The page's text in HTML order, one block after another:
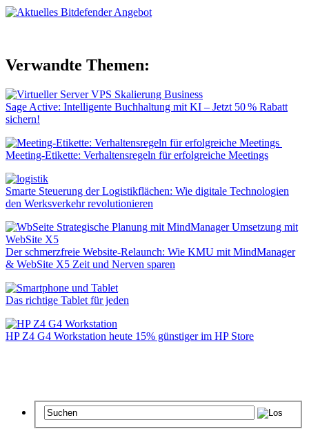
Verwandte Themen:
Sage Active: Intelligente Buchhaltung mit KI – Jetzt 50 % Rabatt
sichern!
Meeting-Etikette: Verhaltensregeln für erfolgreiche Meetings
Smarte Steuerung der Logistikflächen: Wie digitale Technologien
den Werksverkehr revolutionieren
Der schmerzfreie Website-Relaunch: Wie KMU mit MindManager
& WebSite X5 Zeit und Nerven sparen
Das richtige Tablet für jeden
HP Z4 G4 Workstation heute 15% günstiger im HP Store